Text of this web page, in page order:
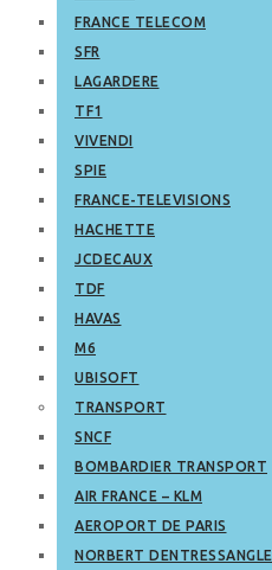
FRANCE TELECOM
SFR
LAGARDERE
TF1
VIVENDI
SPIE
FRANCE-TELEVISIONS
HACHETTE
JCDECAUX
TDF
HAVAS
M6
UBISOFT
TRANSPORT
SNCF
BOMBARDIER TRANSPORT
AIR FRANCE – KLM
AEROPORT DE PARIS
NORBERT DENTRESSANGLE